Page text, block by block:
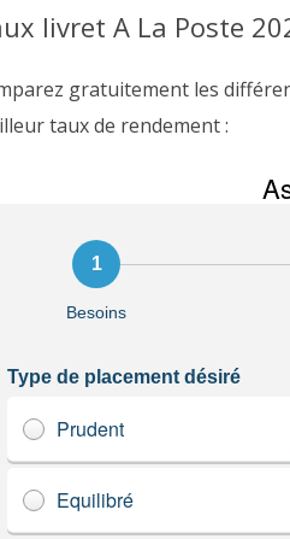
livret A La Poste
gratuitement les
taux de rendement :